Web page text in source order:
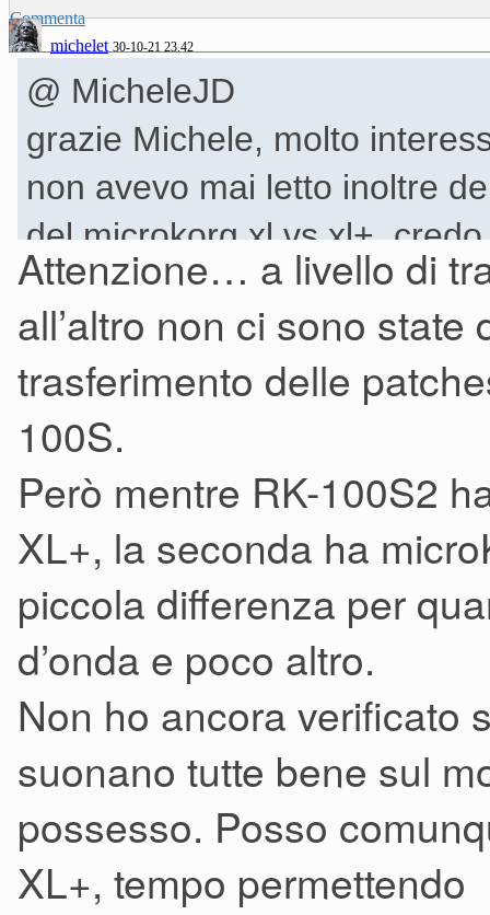
perché geograficamente
di trovare un accordo con il
arrivato. Quest'anno ad
che, fortunatamente, è
Purtroppo la mia prova sul
ripensandoci, probabilmente
momento non avevo dato
"appiattito", dando colpa ad
che avrebbe dovuto
odore di muffa della
stato tenuto per molto
interrato).
Fatta questa premessa, RK-
100, una Keytar uscita sul
controller MIDI. Oggi è in
per un leggero
uguale al modello del 2014.
Cosa ne penso di RK-
simpatico, maneggevole, la
Commenta
michelet 30-10-21 23.42
@ MicheleJD
grazie Michele, molto
non avevo mai letto inoltre
del microkorg xl vs xl+.
complimenti!
Attenzione… a livello di
all’altro non ci sono
trasferimento delle
100S.
Però mentre RK-100S2
XL+, la seconda ha
piccola differenza per
d’onda e poco altro.
Non ho ancora verificato
suonano tutte bene sul
possesso. Posso
XL+, tempo permettendo